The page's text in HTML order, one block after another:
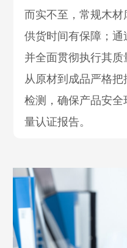
而实不至，常规木材
供货时间有保障；通
并全面贯彻执行其质
从原材到成品严格
检测，确保产品安
量认证报告。